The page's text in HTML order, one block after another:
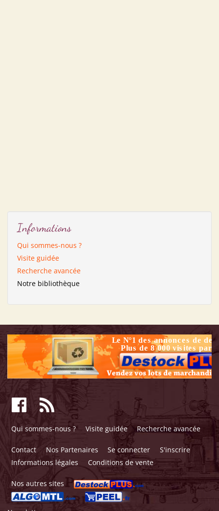
Informations
Qui sommes-nous ?
Visite guidée
Recherche avancée
Notre bibliothèque
Qui sommes-nous ? Visite guidée Recherche avancée
Contact Nos Partenaires Se connecter
S'inscrire
Informations légales
Conditions de vente
Nos autres sites